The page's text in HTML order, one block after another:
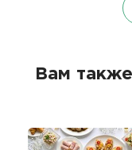
Вам